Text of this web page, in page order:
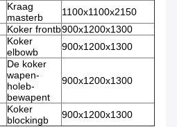
Kraag
masterb
1100x1100x2150
Koker frontb900x1200x1300
Koker
elbowb
900x1200x1300
De koker
wapen-
holeb-
bewapent
900x1200x1300
Koker
blockingb
900x1200x1300